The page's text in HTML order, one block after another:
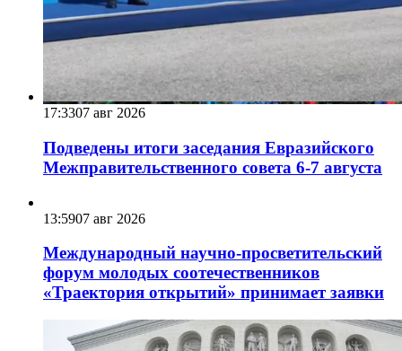
17:3307 авг 2026
Подведены итоги заседания Евразийского
Межправительственного совета 6-7 августа
13:5907 авг 2026
Международный научно-просветительский
форум молодых соотечественников
«Траектория открытий» принимает заявки